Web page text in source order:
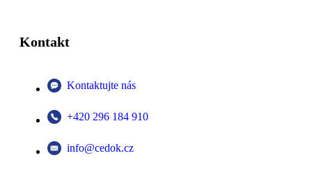
Kontakt
Kontaktujte nás
+420 296 184 910
info@cedok.cz